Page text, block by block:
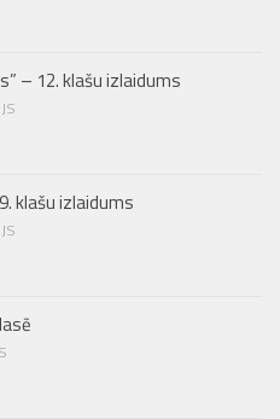
– 12. klašu izlaidums
klašu izlaidums